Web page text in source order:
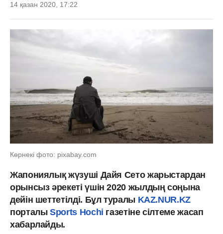
14 қазан 2020, 17:22
Көрнекі фото: pixabay.com
Жапониялық жүзуші Дайя Сето жарыстардан
орынсыз әрекеті үшін 2020 жылдың соңына
дейін шеттетілді. Бұл туралы KAZ.NUR.KZ
порталыSports Hochi газетіне сілтеме жасап
хабарлайды.